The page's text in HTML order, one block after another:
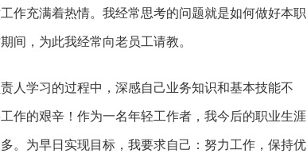
作充满着热情。我经常思考的问题就是如何做好本职
间，为此我经常向老员工请教。
学习的过程中，深感自己业务知识和基本技能不
作的艰辛！作为一名年轻工作者，我今后的职业生涯
。为早日实现目标，我要求自己：努力工作，保持优